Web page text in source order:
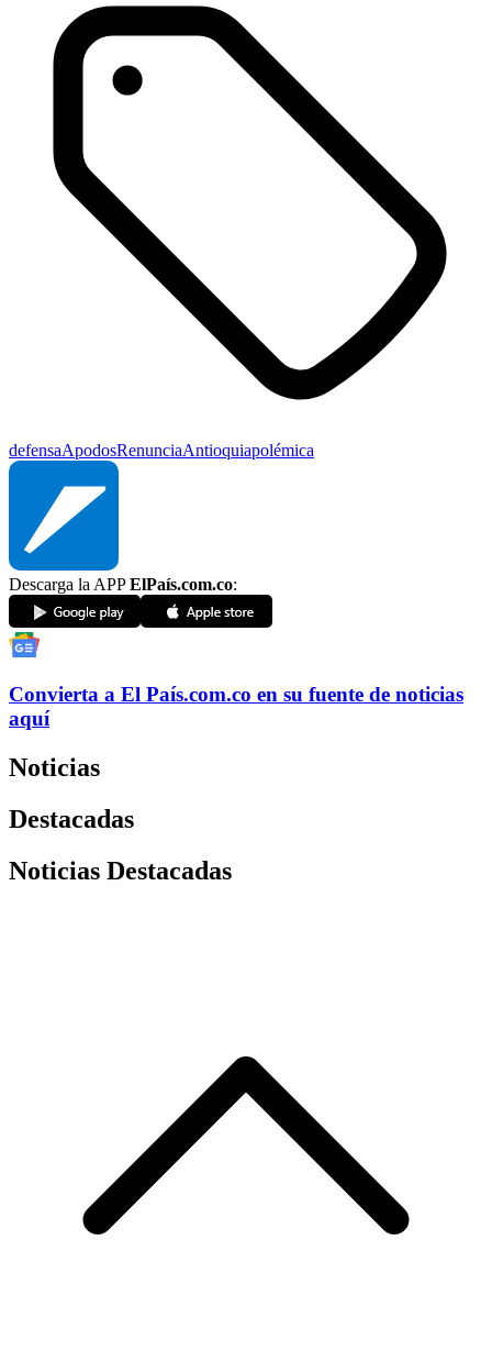
defensaApodosRenunciaAntioquiapolémica
Descarga la APPElPaís.com.co:
Convierta a El País.com.co en su fuente de noticias
aquí
Noticias
Destacadas
Noticias Destacadas